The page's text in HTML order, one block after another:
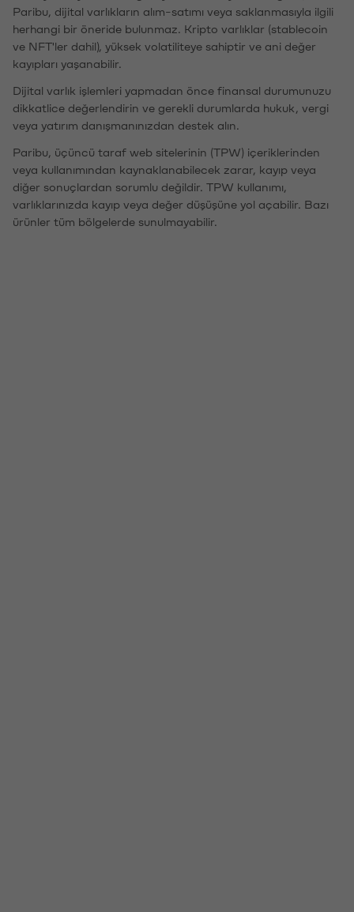
Paribu, dijital varlıkların alım-satımı veya saklanmasıyla ilgili
herhangi bir öneride bulunmaz. Kripto varlıklar (stablecoin
ve NFT'ler dahil), yüksek volatiliteye sahiptir ve ani değer
kayıpları yaşanabilir.
Dijital varlık işlemleri yapmadan önce finansal durumunuzu
dikkatlice değerlendirin ve gerekli durumlarda hukuk, vergi
veya yatırım danışmanınızdan destek alın.
Paribu, üçüncü taraf web sitelerinin (TPW) içeriklerinden
veya kullanımından kaynaklanabilecek zarar, kayıp veya
diğer sonuçlardan sorumlu değildir. TPW kullanımı,
varlıklarınızda kayıp veya değer düşüşüne yol açabilir. Bazı
ürünler tüm bölgelerde sunulmayabilir.